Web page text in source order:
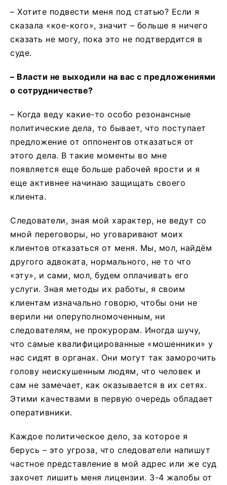
– Хотите подвести меня под статью? Если я
сказала «кое-кого», значит – больше я ничего
сказать не могу, пока это не подтвердится в
суде.
– Власти не выходили на вас с предложениями
о сотрудничестве?
– Когда веду какие-то особо резонансные
политические дела, то бывает, что поступает
предложение от оппонентов отказаться от
этого дела. В такие моменты во мне
появляется еще больше рабочей ярости и я
еще активнее начинаю защищать своего
клиента.
Следователи, зная мой характер, не ведут со
мной переговоры, но уговаривают моих
клиентов отказаться от меня. Мы, мол, найдём
другого адвоката, нормального, не то что
«эту», и сами, мол, будем оплачивать его
услуги. Зная методы их работы, я своим
клиентам изначально говорю, чтобы они не
верили ни оперуполномоченным, ни
следователям, не прокурорам. Иногда шучу,
что самые квалифицированные «мошенники» у
нас сидят в органах. Они могут так заморочить
голову неискушенным людям, что человек и
сам не замечает, как оказывается в их сетях.
Этими качествами в первую очередь обладает
оперативники.
Каждое политическое дело, за которое я
берусь – это угроза, что следователи напишут
частное представление в мой адрес или же суд
захочет лишить меня лицензии. 3-4 жалобы от